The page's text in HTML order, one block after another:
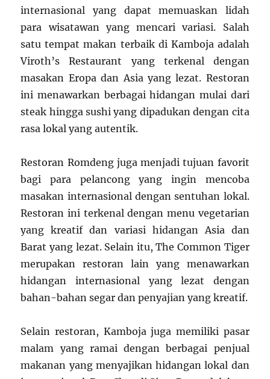
internasional yang dapat memuaskan lidah
para wisatawan yang mencari variasi. Salah
satu tempat makan terbaik di Kamboja adalah
Viroth’s Restaurant yang terkenal dengan
masakan Eropa dan Asia yang lezat. Restoran
ini menawarkan berbagai hidangan mulai dari
steak hingga sushi yang dipadukan dengan cita
rasa lokal yang autentik.
Restoran Romdeng juga menjadi tujuan favorit
bagi para pelancong yang ingin mencoba
masakan internasional dengan sentuhan lokal.
Restoran ini terkenal dengan menu vegetarian
yang kreatif dan variasi hidangan Asia dan
Barat yang lezat. Selain itu, The Common Tiger
merupakan restoran lain yang menawarkan
hidangan internasional yang lezat dengan
bahan-bahan segar dan penyajian yang kreatif.
Selain restoran, Kamboja juga memiliki pasar
malam yang ramai dengan berbagai penjual
makanan yang menyajikan hidangan lokal dan